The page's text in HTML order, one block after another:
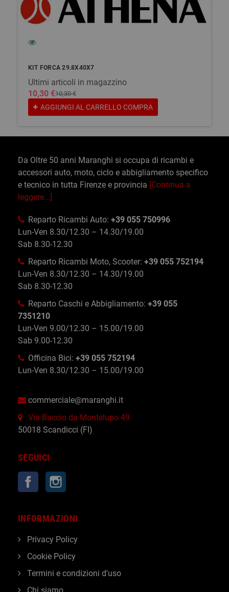
KIT FORCA 29.8X40X7
Ultimi articoli in magazzino
10,30 €10,30 €
AGGIUNGI AL CARRELLO COMPRA
Da Oltre 50 anni Maranghi si occupa di ricambi e
accessori auto, moto, ciclo e abbigliamento specifico
e tecnico in tutta Firenze e provincia [Continua a
leggere...]
Reparto Ricambi Auto: +39 055 750996
Lun-Ven 8.30/12.30 – 14.30/19.00
Sab 8.30-12.30
Reparto Ricambi Moto, Scooter: +39 055 752194
Lun-Ven 8.30/12.30 – 14.30/19.00
Sab 8.30-12.30
Reparto Caschi e Abbigliamento: +39 055
7351210
Lun-Ven 9.00/12.30 – 15.00/19.00
Sab 9.00-12.30
Officina Bici: +39 055 752194
Lun-Ven 8.30/12.30 – 15.00/19.00
commerciale@maranghi.it
Via Baccio da Montelupo 49
50018 Scandicci (FI)
SEGUICI
Facebook
INFORMAZIONI
Privacy Policy
Cookie Policy
Termini e condizioni d'uso